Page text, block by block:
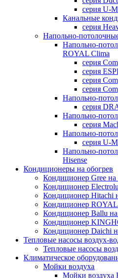
серия U-
Канальные
серия
Напольно-
Напольно-
ROYAL Clima
серия
серия
серия
серия
Напольно-
серия
Напольно-
серия
Напольно-
серия U-
Напольно-
Hisense
Кондиционеры на обогрев
Кондиционер Gree на
Кондиционер
Кондиционер Hitachi
Кондиционер ROYAL
Кондиционер Ballu на
Кондиционер
Кондиционер Daichi
Тепловые насосы воздух-
Тепловые насосы
Климатическое
Мойки воздуха
Мойки воздуха